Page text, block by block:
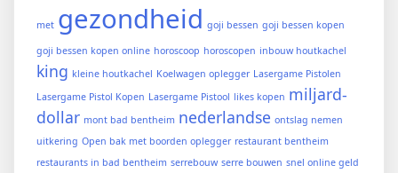
met gezondheid goji bessen goji bessen kopen
goji bessen kopen online horoscoop horoscopen inbouw houtkachel
king kleine houtkachel Koelwagen oplegger Lasergame Pistolen
Lasergame Pistol Kopen Lasergame Pistool likes kopen miljard-
dollar mont bad bentheim nederlandse ontslag nemen
uitkering Open bak met boorden oplegger restaurant bentheim
restaurants in bad bentheim serrebouw serre bouwen snel online geld